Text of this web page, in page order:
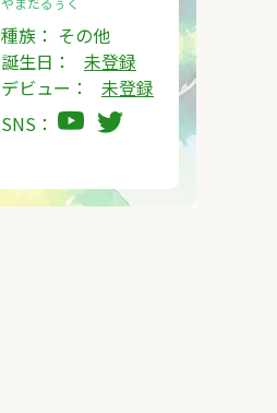
種族： その他
誕生日：
未登録
デビュー：
未登録
SNS：